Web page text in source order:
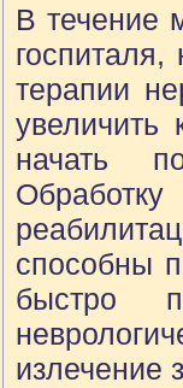
В течение
терапии
увеличить
начать
способны
быстро
излечение